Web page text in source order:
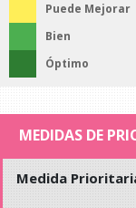
Puede Mejorar
Bien
Óptimo
MEDIDAS DE
Medida